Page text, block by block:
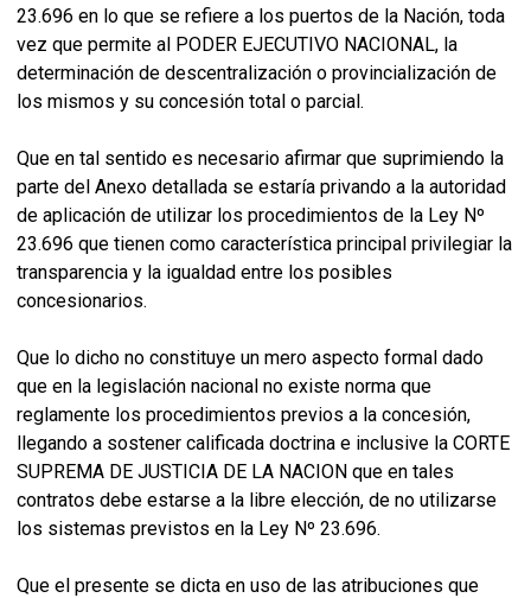
23.696 en lo que se refiere a los puertos de la Nación, toda
vez que permite al PODER EJECUTIVO NACIONAL, la
determinación de descentralización o provincialización de
los mismos y su concesión total o parcial.
Que en tal sentido es necesario afirmar que suprimiendo la
parte del Anexo detallada se estaría privando a la autoridad
de aplicación de utilizar los procedimientos de la Ley Nº
23.696 que tienen como característica principal privilegiar la
transparencia y la igualdad entre los posibles
concesionarios.
Que lo dicho no constituye un mero aspecto formal dado
que en la legislación nacional no existe norma que
reglamente los procedimientos previos a la concesión,
llegando a sostener calificada doctrina e inclusive la CORTE
SUPREMA DE JUSTICIA DE LA NACION que en tales
contratos debe estarse a la libre elección, de no utilizarse
los sistemas previstos en la Ley Nº 23.696.
Que el presente se dicta en uso de las atribuciones que